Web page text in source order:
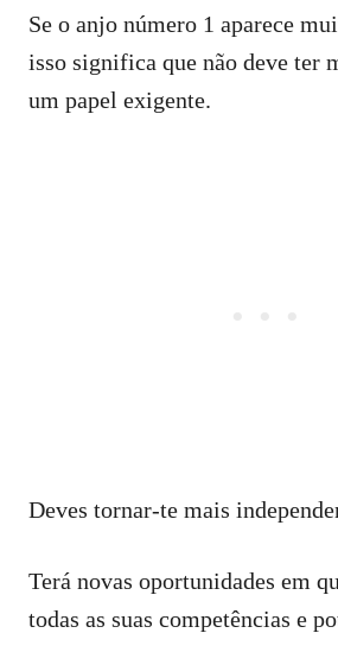
Se o anjo número 1 aparece
isso significa que não deve ter
um papel exigente.
Deves tornar-te mais
Terá novas oportunidades em
todas as suas competências e